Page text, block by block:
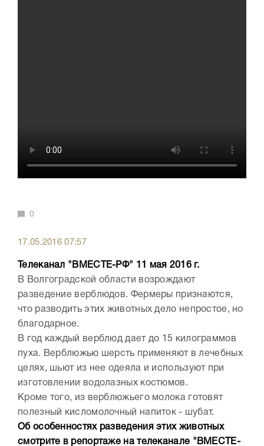
0
17.05.2016 07:57
Телеканал "ВМЕСТЕ-РФ" 11 мая 2016 г.
В Волгоградской области возрождают
разведение верблюдов. Фермеры признаются,
что разводить этих животных дело непростое, но
благодарное.
В год каждый верблюд дает до 15 килограммов
пуха. Верблюжью шерсть применяют в лечебных
целях, шьют из нее одеяла и используют при
изготовлении водолазных костюмов.
Кроме того, из верблюжьего молока готовят
полезный кисломолочный напиток - шубат.
Об особенностях разведения этих животных
смотрите в репортаже на телеканале "ВМЕСТЕ-